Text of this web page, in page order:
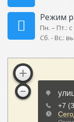
Режим
Пн. – Пт.: с
Сб. - Вс.: